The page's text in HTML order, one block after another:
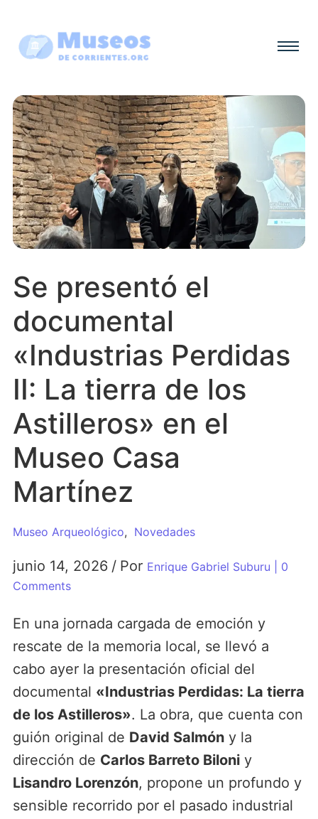
Se presentó el
documental
«Industrias Perdidas
II: La tierra de los
Astilleros» en el
Museo Casa
Martínez
Museo Arqueológico, Novedades
junio 14, 2026 / Por Enrique Gabriel Suburu
| 0
Comments
En una jornada cargada de emoción y
rescate de la memoria local, se llevó a
cabo ayer la presentación oficial del
documental «Industrias Perdidas: La tierra
de los Astilleros». La obra, que cuenta con
guión original de David Salmóny la
dirección de Carlos Barreto Biloniy
Lisandro Lorenzón, propone un profundo y
sensible recorrido por el pasado industrial